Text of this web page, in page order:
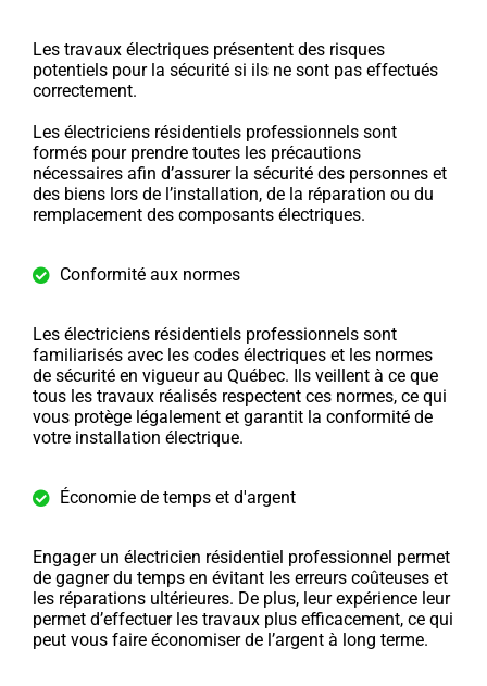
Les travaux électriques présentent des risques
potentiels pour la sécurité si ils ne sont pas effectués
correctement.
Les électriciens résidentiels professionnels sont
formés pour prendre toutes les précautions
nécessaires afin d’assurer la sécurité des personnes et
des biens lors de l’installation, de la réparation ou du
remplacement des composants électriques.
Conformité aux normes
Les électriciens résidentiels professionnels sont
familiarisés avec les codes électriques et les normes
de sécurité en vigueur au Québec. Ils veillent à ce que
tous les travaux réalisés respectent ces normes, ce qui
vous protège légalement et garantit la conformité de
votre installation électrique.
Économie de temps et d'argent
Engager un électricien résidentiel professionnel permet
de gagner du temps en évitant les erreurs coûteuses et
les réparations ultérieures. De plus, leur expérience leur
permet d’effectuer les travaux plus efficacement, ce qui
peut vous faire économiser de l’argent à long terme.